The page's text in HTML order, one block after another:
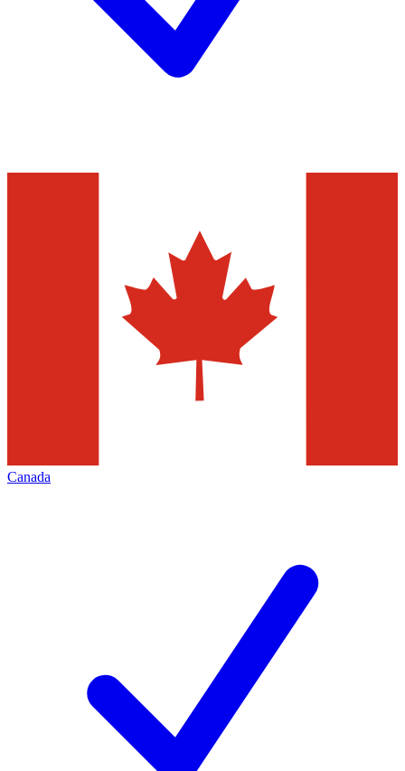
Canada